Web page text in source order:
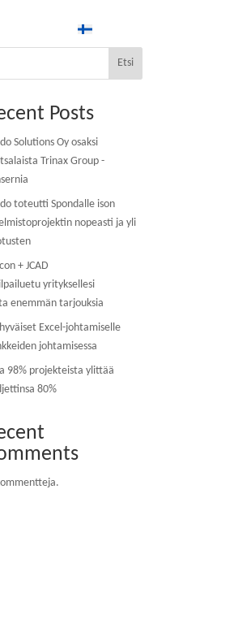
Etsi
Posts
Solutions Oy osaksi
Trinax Group -
toteutti Spondalle ison
nopeasti ja yli
+ JCAD
yrityksellesi
enemmän tarjouksia
Excel-johtamiselle
johtamisessa
98% projekteista ylittää
80%